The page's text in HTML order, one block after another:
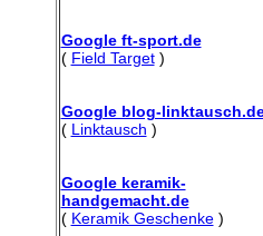
Google ft-sport.de
( Field Target)
Google blog-
( Linktausch )
Google keramik-
handgemacht.de
( Keramik Geschenke)